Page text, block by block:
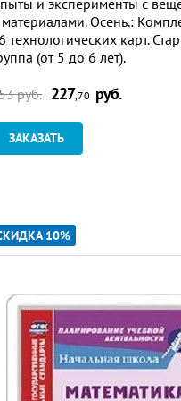
и ребенок».
из плана-программы
деятельности - основа
каждого ребенка.
Она призвана
объектами;
гуманное,
педагогической
и эксперименты с
Осень.:
технологических карт.
(от 5 до 6 лет).
руб. 227 ,70 руб.
ЗАКАЗАТЬ
10%